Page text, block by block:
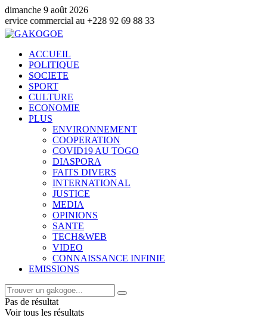
dimanche 9 août 2026
au +228 92 69 88 33
ACCUEIL
POLITIQUE
SOCIETE
SPORT
CULTURE
ECONOMIE
PLUS
ENVIRONNEMENT
COOPERATION
COVID19 AU TOGO
DIASPORA
FAITS DIVERS
INTERNATIONAL
JUSTICE
MEDIA
OPINIONS
SANTE
TECH&WEB
VIDEO
CONNAISSANCE INFINIE
EMISSIONS
Pas de résultat
Voir tous les résultats